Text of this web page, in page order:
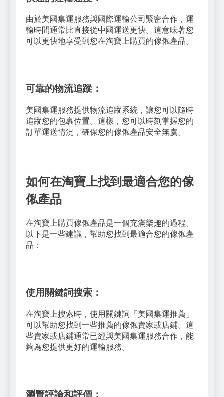
由於美國集運服務與國際運輸公司緊密合作，運
輸時間通常比直接從中國運送更快。這意味著您
可以更快地享受到您在淘寶上購買的傢俬產品。
可靠的物流追蹤：
美國集運服務提供物流追蹤系統，讓您可以隨時
追蹤您的包裹位置。這樣，您可以時刻掌握您的
訂單運送情況，確保您的傢俬產品安全無虞。
如何在淘寶上找到最適合您的傢
俬產品
在淘寶上購買傢俬產品是一個充滿樂趣的過程。
以下是一些建議，幫助您找到最適合您的傢俬產
品：
使用關鍵詞搜索：
在淘寶上搜索時，使用關鍵詞「美國集運推薦」
可以幫助您找到一些推薦的傢俬賣家或店鋪。這
些賣家或店鋪通常已經與美國集運服務合作，能
夠為您提供更好的運輸服務。